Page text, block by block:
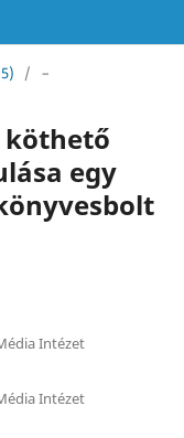
/ –
köthető
egy
Intézet
Intézet